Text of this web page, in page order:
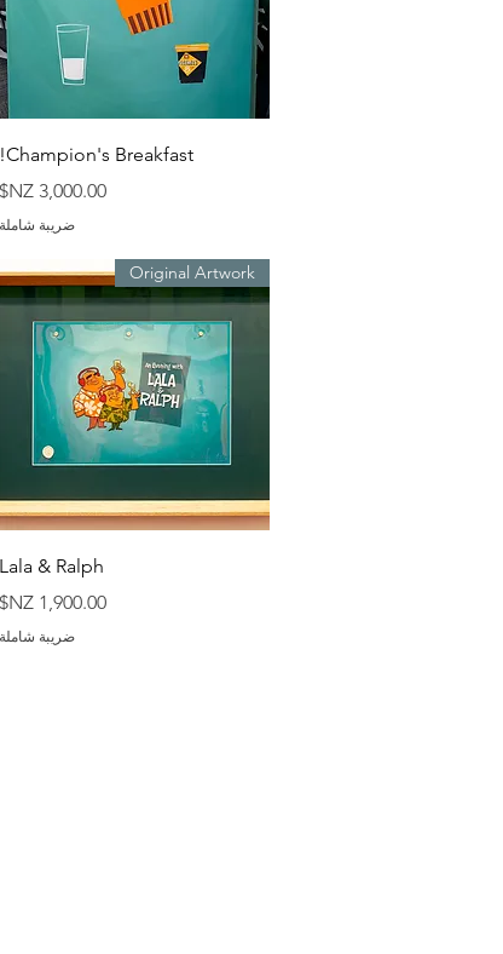
العرض السريع
Champion's Breakfast!
السعر‏3,000.00 NZ$
ضريبة شاملة
العرض السريع
Original Artwork
Lala & Ralph
السعر‏1,900.00 NZ$
ضريبة شاملة